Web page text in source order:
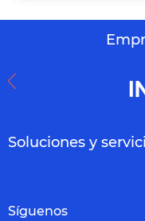
Soluciones y
Síguenos